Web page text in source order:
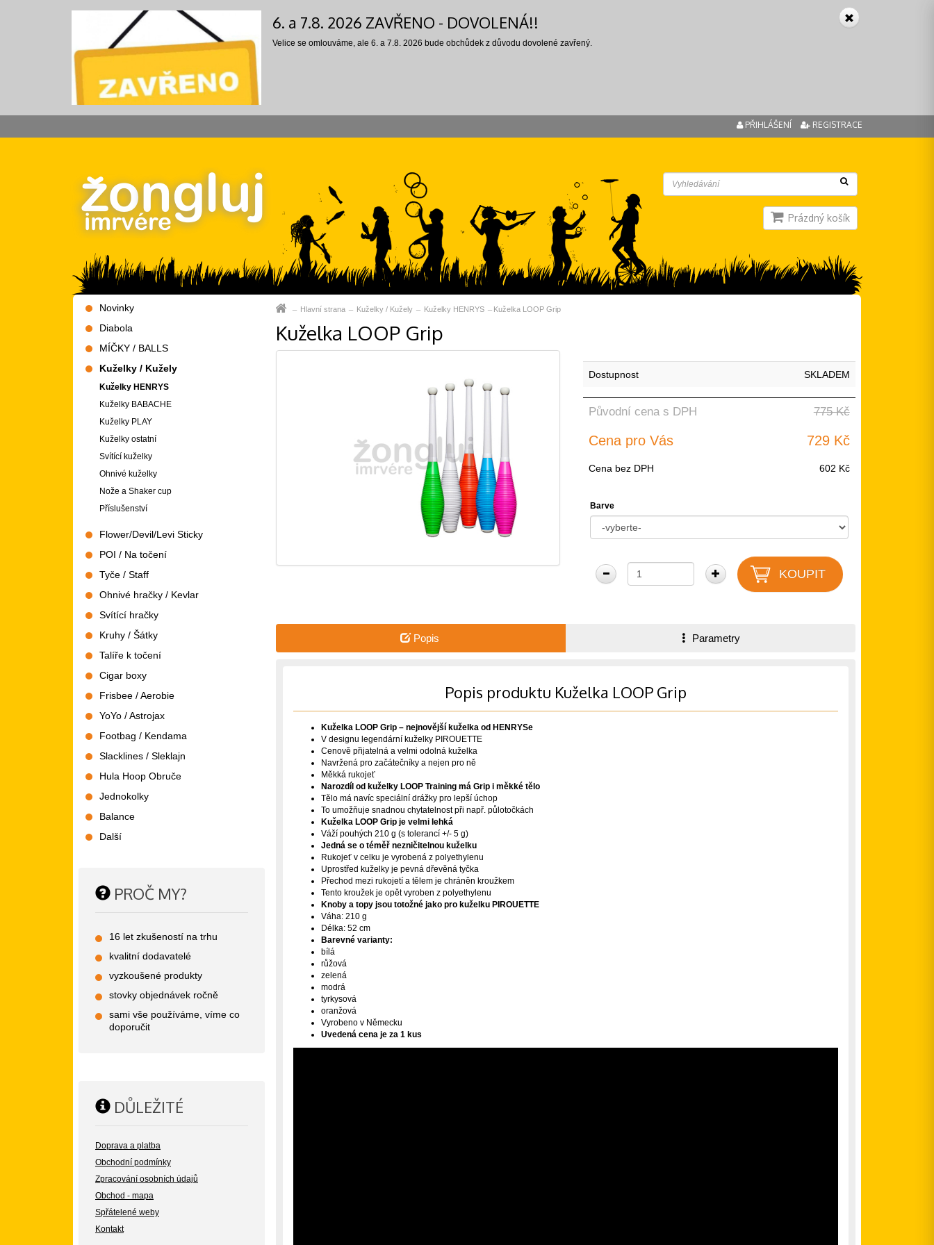
6. a 7.8. 2026 ZAVŘENO - DOVOLENÁ!!
Velice se omlouváme, ale 6. a 7.8. 2026 bude obchůdek z důvodu dovolené zavřený.
PŘIHLÁŠENÍ REGISTRACE
Prázdný košík
Hlavní strana Kuželky / Kužely Kuželky HENRYS Kuželka LOOP Grip
Kuželka LOOP Grip
Dostupnost SKLADEM
Původní cena s DPH 775 Kč
Cena pro Vás 729 Kč
Cena bez DPH 602 Kč
Barve
Popis Parametry
Popis produktu Kuželka LOOP Grip
Kuželka LOOP Grip – nejnovější kuželka od HENRYSe
V designu legendární kuželky PIROUETTE
Cenově přijatelná a velmi odolná kuželka
Navržená pro začátečníky a nejen pro ně
Měkká rukojeť
Narozdíl od kuželky LOOP Training má Grip i měkké tělo
Tělo má navíc speciální drážky pro lepší úchop
To umožňuje snadnou chytatelnost při např. půlotočkách
Kuželka LOOP Grip je velmi lehká
Váží pouhých 210 g (s tolerancí +/- 5 g)
Jedná se o téměř nezničitelnou kuželku
Rukojeť v celku je vyrobená z polyethylenu
Uprostřed kuželky je pevná dřevěná tyčka
Přechod mezi rukojetí a tělem je chráněn kroužkem
Tento kroužek je opět vyroben z polyethylenu
Knoby a topy jsou totožné jako pro kuželku PIROUETTE
Váha: 210 g
Délka: 52 cm
Barevné varianty:
bílá
růžová
zelená
modrá
tyrkysová
oranžová
Vyrobeno v Německu
Uvedená cena je za 1 kus
Novinky
Diabola
MÍČKY / BALLS
Kuželky / Kužely
Kuželky HENRYS
Kuželky BABACHE
Kuželky PLAY
Kuželky ostatní
Svítící kuželky
Ohnivé kuželky
Nože a Shaker cup
Příslušenství
Flower/Devil/Levi Sticky
POI / Na točení
Tyče / Staff
Ohnivé hračky / Kevlar
Svítící hračky
Kruhy / Šátky
Talíře k točení
Cigar boxy
Frisbee / Aerobie
YoYo / Astrojax
Footbag / Kendama
Slacklines / Sleklajn
Hula Hoop Obruče
Jednokolky
Balance
Další
PROČ MY?
16 let zkušeností na trhu
kvalitní dodavatelé
vyzkoušené produkty
stovky objednávek ročně
sami vše používáme, víme co
doporučit
DŮLEŽITÉ
Doprava a platba
Obchodní podmínky
Zpracování osobních údajů
Obchod - mapa
Spřátelené weby
Kontakt